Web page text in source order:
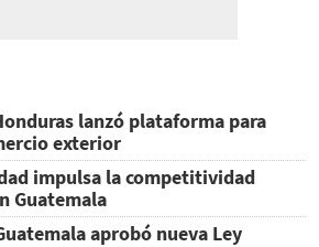
lanzó plataforma para
exterior
impulsa la competitividad
Guatemala
aprobó nueva Ley